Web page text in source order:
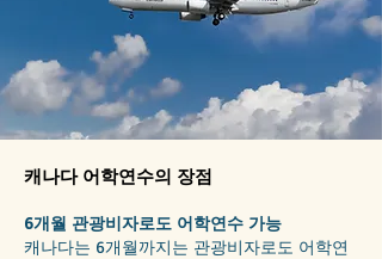
캐나다 어학연수의 장점
6개월 관광비자로도 어학연수 가능
캐나다는 6개월까지는 관광비자로도 어학연